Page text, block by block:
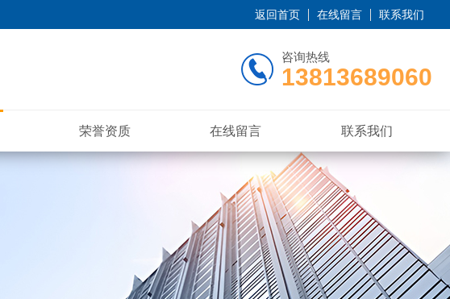
返回首页 在线留言 联系我们
咨询热线
13813689060
荣誉资质 在线留言 联系我们